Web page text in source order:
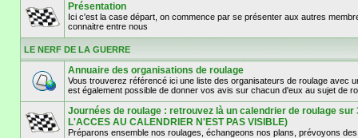
Présentation
Ici c'est la case départ, on commence par se présenter aux autres
connaitre entre nous
LE NERF DE LA GUERRE
Annuaire des organisations de roulage
Vous trouverez référencé ici une liste des organisateurs de roulage avec
est également possible de donner vos avis sur chacun d'eux au sujet de
Journées de roulage : retrouvez là un calendrier de roulage sur
L'ACCES AU CALENDRIER N'EST PAS VISIBLE)
Préparons ensemble nos roulages, échangeons nos plans, prévoyons